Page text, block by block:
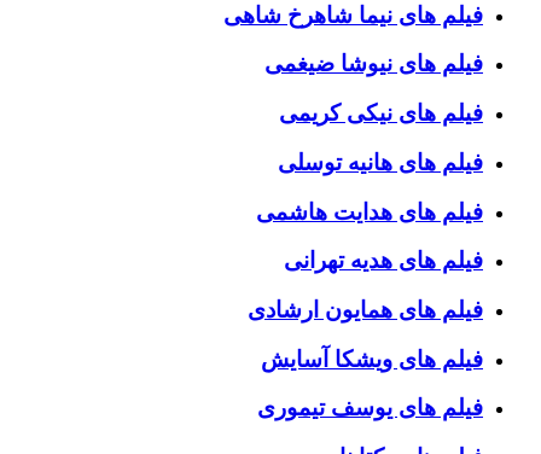
فیلم های نیما شاهرخ شاهی
فیلم های نیوشا ضیغمی
فیلم های نیکی کریمی
فیلم های هانیه توسلی
فیلم های هدایت هاشمی
فیلم های هدیه تهرانی
فیلم های همایون ارشادی
فیلم های ویشکا آسایش
فیلم های یوسف تیموری